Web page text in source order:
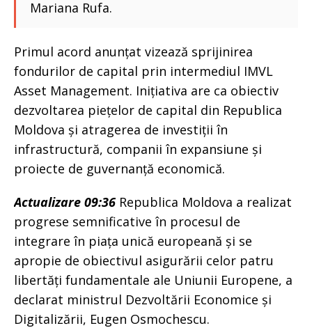
Mariana Rufa.
Primul acord anunțat vizează sprijinirea
fondurilor de capital prin intermediul IMVL
Asset Management. Inițiativa are ca obiectiv
dezvoltarea piețelor de capital din Republica
Moldova și atragerea de investiții în
infrastructură, companii în expansiune și
proiecte de guvernanță economică.
Actualizare 09:36 Republica Moldova a realizat
progrese semnificative în procesul de
integrare în piața unică europeană și se
apropie de obiectivul asigurării celor patru
libertăți fundamentale ale Uniunii Europene, a
declarat ministrul Dezvoltării Economice și
Digitalizării, Eugen Osmochescu.